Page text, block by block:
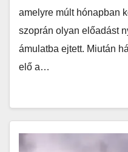
amelyre múlt hónapban
szoprán olyan előadást
ámulatba ejtett. Miután
elő a…